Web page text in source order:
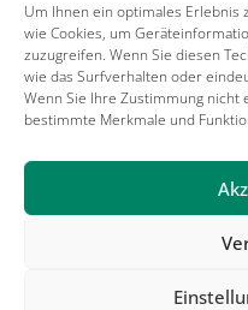
Um Ihnen ein optimales Erlebnis
wie Cookies, um
zuzugreifen. Wenn Sie diesen
wie das Surfverhalten oder
Wenn Sie Ihre Zustimmung
bestimmte Merkmale und
Karriere
Nutzungsbedingungen
Impressum
Kontakt